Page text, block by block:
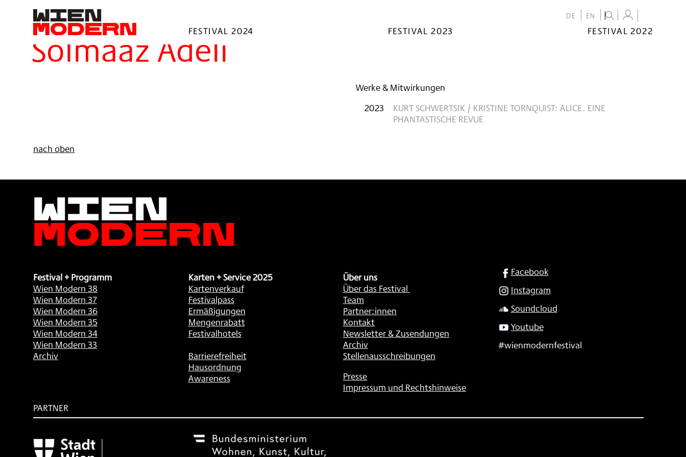
springen
DE EN
FESTIVAL 2024 FESTIVAL 2023
FESTIVAL 2022
Filter
Solmaaz Adeli
Werke & Mitwirkungen
2023
KURT SCHWERTSIK / KRISTINE TORNQUIST: ALICE. EINE
PHANTASTISCHE REVUE
nach oben
Wien
Modern
Festival + Programm
Wien Modern 38
Wien Modern 37
Wien Modern 36
Wien Modern 35
Wien Modern 34
Wien Modern 33
Archiv
Karten + Service 2025
Kartenverkauf
Festivalpass
Ermäßigungen
Mengenrabatt
Festivalhotels
Barrierefreiheit
Hausordnung
Awareness
Über uns
Über das Festival
Team
Partner:innen
Kontakt
Newsletter & Zusendungen
Archiv
Stellenausschreibungen
Presse
Impressum und Rechtshinweise
SOCIAL
Facebook
Instagram
Soundcloud
Youtube
#wienmodernfestival
PARTNER